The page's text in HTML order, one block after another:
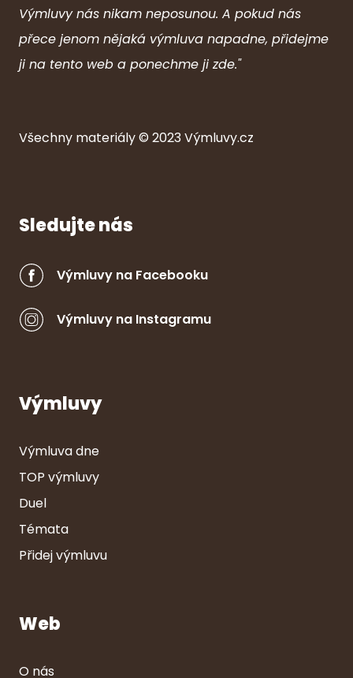
Výmluvy nás nikam neposunou. A pokud nás
přece jenom nějaká výmluva napadne, přidejme
ji na tento web a ponechme ji zde."
Všechny materiály © 2023Výmluvy.cz
Sledujte nás
Výmluvy na Facebooku
Výmluvy na Instagramu
Výmluvy
Výmluva dne
TOP výmluvy
Duel
Témata
Přidej výmluvu
Web
O nás